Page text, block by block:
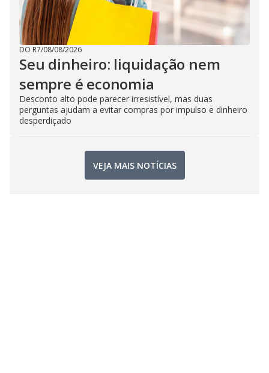
DO R7/08/08/2026
Seu dinheiro: liquidação nem
sempre é economia
Desconto alto pode parecer irresistível, mas duas
perguntas ajudam a evitar compras por impulso e dinheiro
desperdiçado
VEJA MAIS NOTÍCIAS